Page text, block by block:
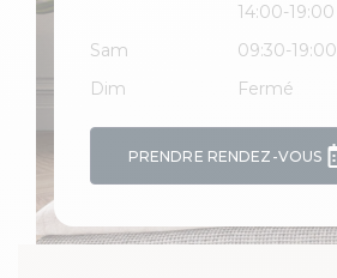
14:00-19:00
Sam
09:30-19:00
Dim
Fermé
PRENDRE RENDEZ-VOUS